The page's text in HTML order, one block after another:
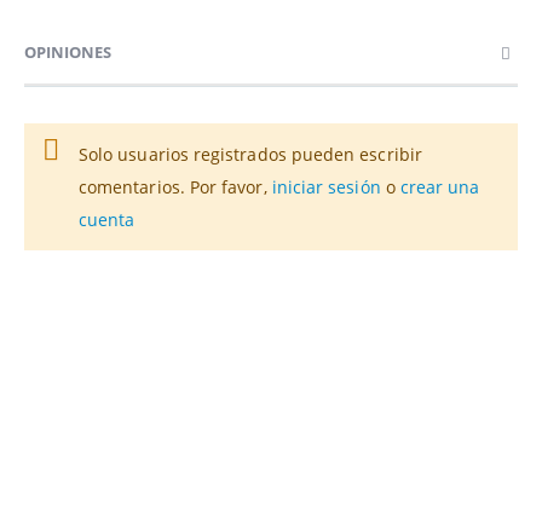
OPINIONES
Solo usuarios registrados pueden escribir
comentarios. Por favor, iniciar sesión o crear una
cuenta